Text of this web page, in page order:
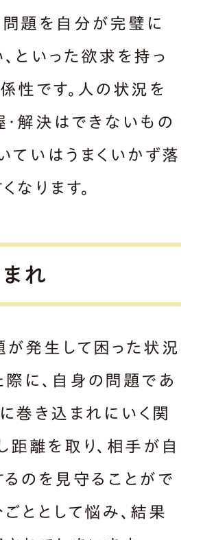
問題を自分が完璧に
といった欲求を持っ
性です。人の状況を
解決はできないもの
ていはうまくいかず落
なります。
れ
が発生して困った状況
に、自身の問題であ
巻き込まれにいく関
距離を取り、相手が自
のを見守ることがで
ととして悩み、結果